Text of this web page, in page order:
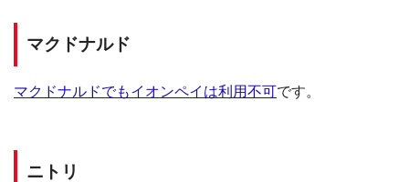
マクドナルド
マクドナルドでもイオンペイは利用不可です。
ニトリ